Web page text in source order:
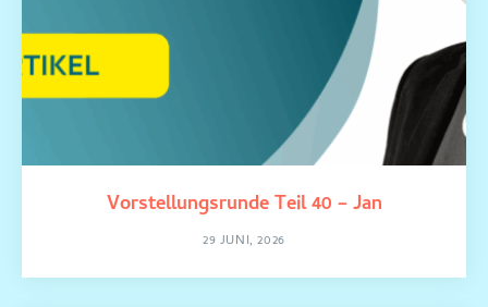
Vorstellungsrunde Teil 40 – Jan
29 JUNI, 2026